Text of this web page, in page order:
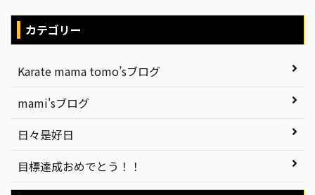
カテゴリー
Karate mama tomo’sブログ
mami'sブログ
日々是好日
目標達成おめでとう！！